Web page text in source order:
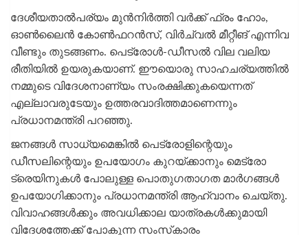
ദേശീയതാല്‍പര്യം മുന്‍നിര്‍ത്തി വര്‍ക്ക് ഫ്രം ഹോം,
ഓണ്‍ലൈന്‍ കോണ്‍ഫറന്‍സ്, വിര്‍ച്വല്‍ മീറ്റീങ് എന്നിവ
വീണ്ടും തുടങ്ങണം. പെട്രോള്‍-ഡീസല്‍ വില വലിയ
രീതിയില്‍ ഉയരുകയാണ്. ഈയൊരു സാഹചര്യത്തില്‍
നമ്മുടെ വിദേശനാണ്യം സംരക്ഷിക്കുകയെന്നത്
എല്ലാവരുടേയും ഉത്തരവാദിത്തമാണെന്നും
പ്രധാനമന്ത്രി പറഞ്ഞു.
ജനങ്ങള്‍ സാധ്യമെങ്കില്‍ പെട്രോളിന്റെയും
ഡീസലിന്റെയും ഉപയോഗം കുറയ്ക്കാനും മെട്രോ
ട്രെയിനുകള്‍ പോലുള്ള പൊതുഗതാഗത മാര്‍ഗങ്ങള്‍
ഉപയോഗിക്കാനും പ്രധാനമന്ത്രി ആഹ്വാനം ചെയ്തു.
വിവാഹങ്ങള്‍ക്കും അവധിക്കാല യാത്രകള്‍ക്കുമായി
വിദേശത്തേക്ക് പോകുന്ന സംസ്‌കാരം